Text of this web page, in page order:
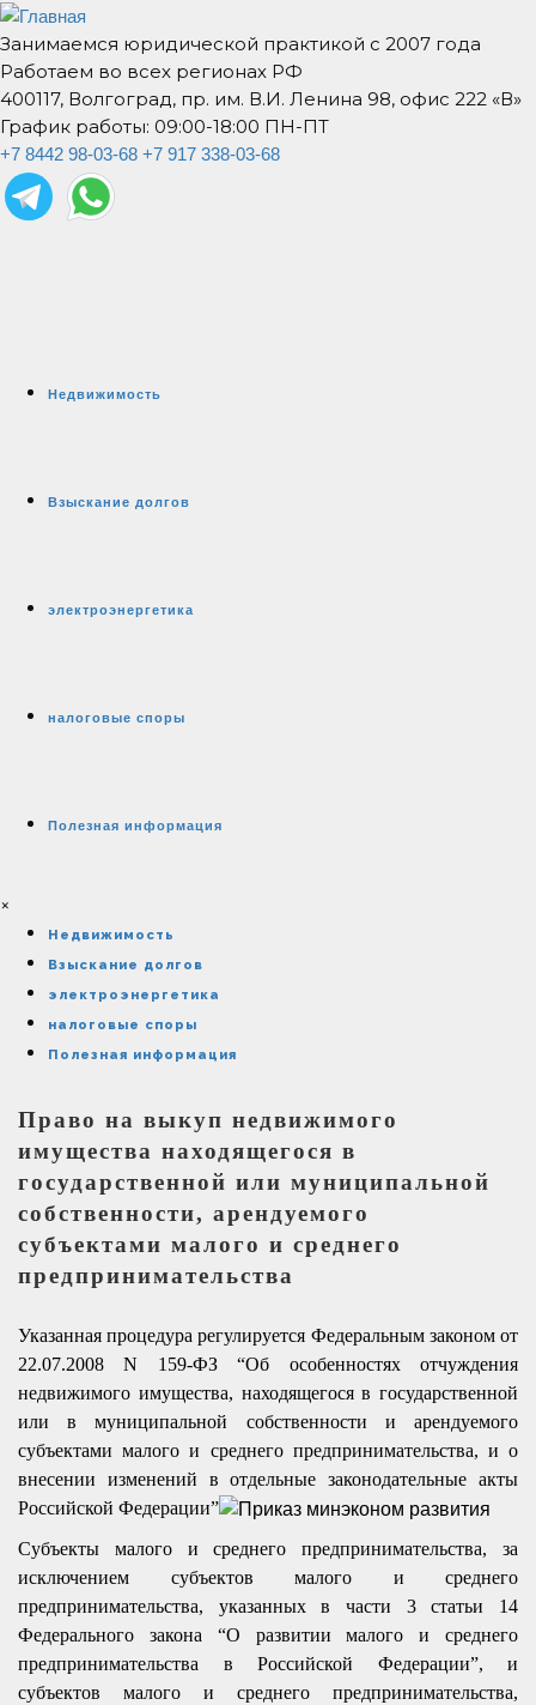
Занимаемся юридической практикой с 2007 года
Работаем во всех регионах РФ
400117, Волгоград, пр. им. В.И. Ленина 98, офис 222 «В»
График работы: 09:00-18:00 ПН-ПТ
+7 8442 98-03-68 +7 917 338-03-68
Недвижимость
Взыскание долгов
электроэнергетика
налоговые споры
Полезная информация
×
Недвижимость
Взыскание долгов
электроэнергетика
налоговые споры
Полезная информация
Право на выкуп недвижимого
имущества находящегося в
государственной или муниципальной
собственности, арендуемого
субъектами малого и среднего
предпринимательства
Указанная процедура регулируется Федеральным законом от
22.07.2008 N 159-ФЗ “Об особенностях отчуждения
недвижимого имущества, находящегося в государственной
или в муниципальной собственности и арендуемого
субъектами малого и среднего предпринимательства, и о
внесении изменений в отдельные законодательные акты
Российской Федерации”
Субъекты малого и среднего предпринимательства, за
исключением субъектов малого и среднего
предпринимательства, указанных в части 3 статьи 14
Федерального закона “О развитии малого и среднего
предпринимательства в Российской Федерации”, и
субъектов малого и среднего предпринимательства,